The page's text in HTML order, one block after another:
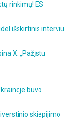
rinkimų! ES
išskirtinis interviu
X: „Pažįstu
buvo
skiepijimo